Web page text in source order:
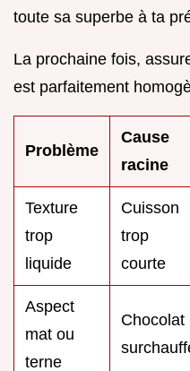
toute sa superbe à ta
La prochaine fois,
est parfaitement
Problème
Cause
racine
Texture
trop
liquide
Cuisson
trop
courte
Aspect
mat ou
terne
Chocolat